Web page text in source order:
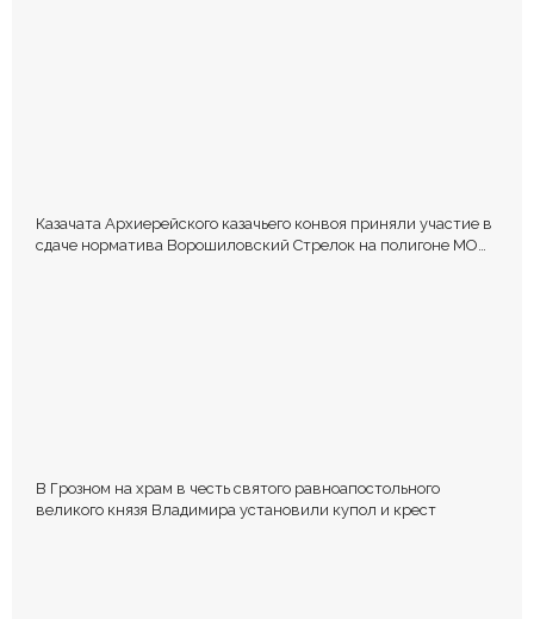
Казачата Архиерейского казачьего конвоя приняли участие в
сдаче норматива Ворошиловский Стрелок на полигоне МО
В Грозном на храм в честь святого равноапостольного
великого князя Владимира установили купол и крест